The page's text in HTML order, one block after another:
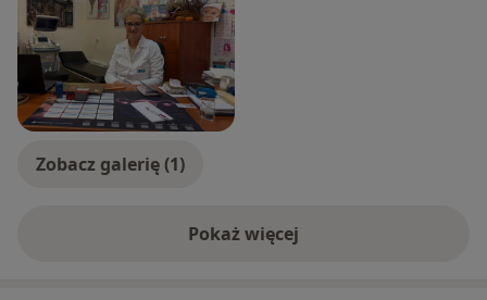
Zobacz galerię (1)
Pokaż więcejo doświadczeniu